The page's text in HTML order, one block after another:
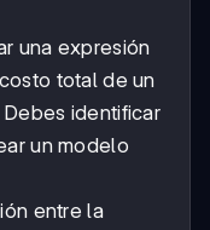
una expresión
total de un
identificar
un modelo
entre la